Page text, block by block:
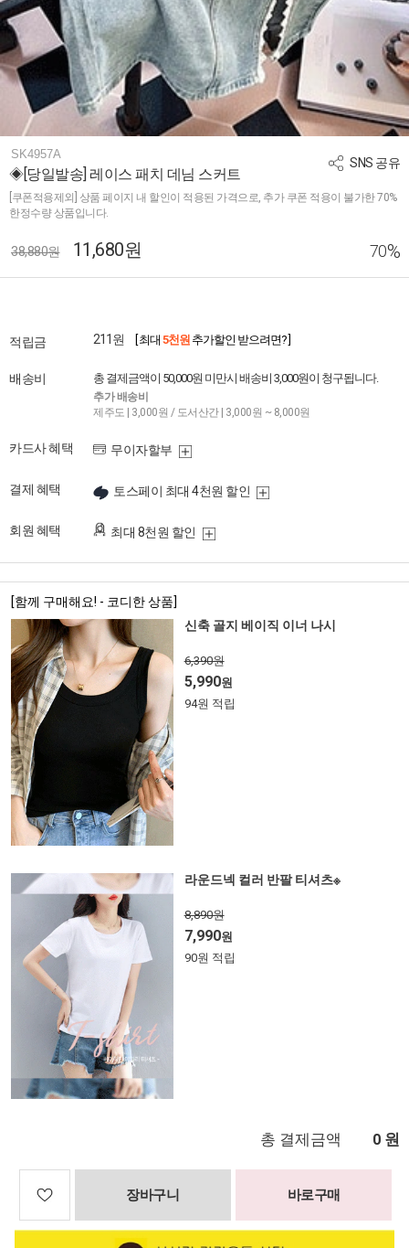
SNS 공유
SK4957A
◈[당일발송] 레이스 패치 데님 스커트
[쿠폰적용제외] 상품 페이지 내 할인이 적용된 가격으로, 추가 쿠폰 적용이 불가한 70%
한정수량 상품입니다.
38,880원 11,680원 70%
적립금 211원 [ 최대 5천원 추가할인 받으려면? ]
배송비 총 결제금액이 50,000원 미만시 배송비 3,000원이 청구됩니다.
추가 배송비
제주도 | 3,000원 / 도서산간 | 3,000원 ~ 8,000원
카드사 혜택 무이자할부
결제 혜택 토스페이 최대 4천원 할인
회원 혜택 최대 8천원 할인
[함께 구매해요! - 코디한 상품]
신축 골지 베이직 이너 나시
6,390원
5,990원
94원 적립
라운드넥 컬러 반팔 티셔츠※
8,890원
7,990원
90원 적립
총 결제금액 0 원
장바구니 바로구매